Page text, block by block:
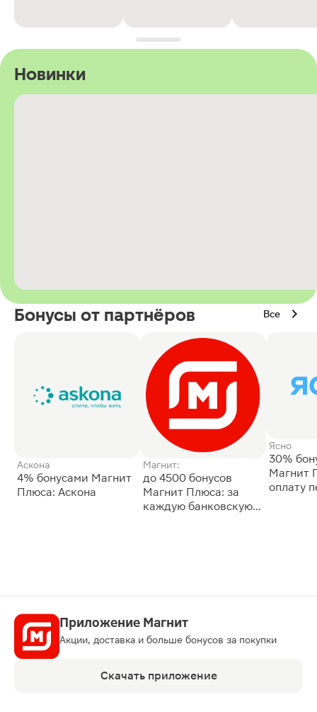
Новинки
Бонусы от партнёров Все
Аскона
4% бонусами Магнит
Плюса: Аскона
Магнит:
до 4500 бонусов
Магнит Плюса: за
каждую банковскую
Ясно
30%
Магнит
оплату
Приложение Магнит
Акции, доставка и больше бонусов за покупки
Скачать приложение